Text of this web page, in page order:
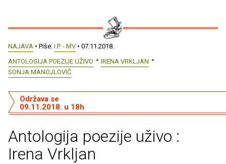
NAJAVA • Piše: I.P. - MV • 07.11.2018.
ANTOLOGIJA POEZIJE UŽIVO
IRENA VRKLJAN
SONJA MANOJLOVIĆ
Antologija poezije uživo :
Irena Vrkljan
Održava se
09.11.2018. u 18h